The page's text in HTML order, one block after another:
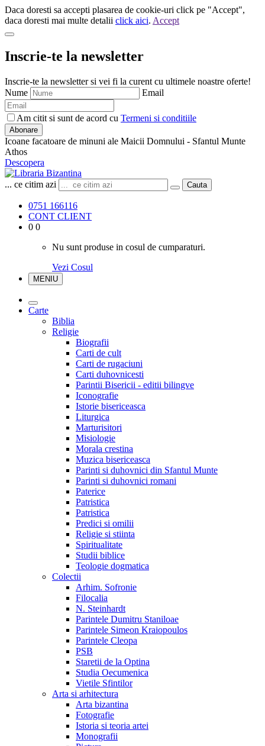
Daca doresti sa accepti plasarea de cookie-uri click pe "Accept",
daca doresti mai multe detalii click aici. Accept
Inscrie-te la newsletter
Inscrie-te la newsletter si vei fi la curent cu ultimele noastre oferte!
Nume
Email
Am citit si sunt de acord cu Termeni si conditiile
Abonare
Icoane facatoare de minuni ale Maicii Domnului - Sfantul Munte
Athos
Descopera
... ce citim azi Cauta
0751 166116
CONT CLIENT
0 0
Nu sunt produse in cosul de cumparaturi.
Vezi Cosul
MENIU
Carte
Biblia
Religie
Biografii
Carti de cult
Carti de rugaciuni
Carti duhovnicesti
Parintii Bisericii - editii bilingve
Iconografie
Istorie bisericeasca
Liturgica
Marturisitori
Misiologie
Morala crestina
Muzica bisericeasca
Parinti si duhovnici din Sfantul Munte
Parinti si duhovnici romani
Paterice
Patristica
Patristica
Predici si omilii
Religie si stiinta
Spiritualitate
Studii biblice
Teologie dogmatica
Colectii
Arhim. Sofronie
Filocalia
N. Steinhardt
Parintele Dumitru Staniloae
Parintele Simeon Kraiopoulos
Parintele Cleopa
PSB
Staretii de la Optina
Studia Oecumenica
Vietile Sfintilor
Arta si arhitectura
Arta bizantina
Fotografie
Istoria si teoria artei
Monografii